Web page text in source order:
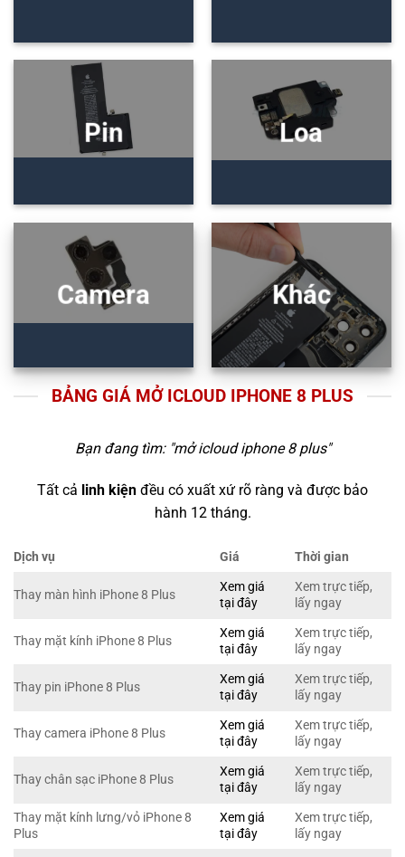
Pin Loa
Camera Khác
BẢNG GIÁ MỞ ICLOUD IPHONE 8 PLUS
Bạn đang tìm: "mở icloud iphone 8 plus"
Tất cả linh kiện đều có xuất xứ rõ ràng và được bảo
hành 12 tháng.
Dịch vụ Giá Thời gian
Thay màn hình iPhone 8 Plus
Xem giá
tại đây
Xem trực tiếp,
lấy ngay
Thay mặt kính iPhone 8 Plus
Xem giá
tại đây
Xem trực tiếp,
lấy ngay
Thay pin iPhone 8 Plus
Xem giá
tại đây
Xem trực tiếp,
lấy ngay
Thay camera iPhone 8 Plus
Xem giá
tại đây
Xem trực tiếp,
lấy ngay
Thay chân sạc iPhone 8 Plus
Xem giá
tại đây
Xem trực tiếp,
lấy ngay
Thay mặt kính lưng/vỏ iPhone 8
Plus
Xem giá
tại đây
Xem trực tiếp,
lấy ngay